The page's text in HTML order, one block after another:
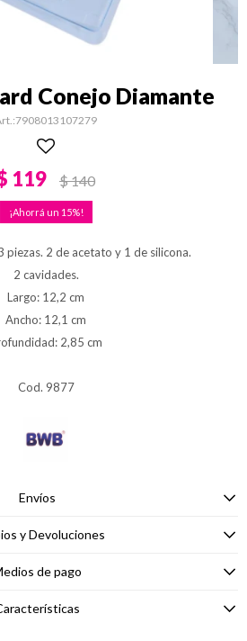
Conejo Diamante
7908013107279
119 $140
15
piezas. 2 de acetato y 1 de silicona.
2 cavidades.
Largo: 12,2 cm
Ancho: 12,1 cm
2,85 cm
Cod. 9877
Envíos
y Devoluciones
de pago